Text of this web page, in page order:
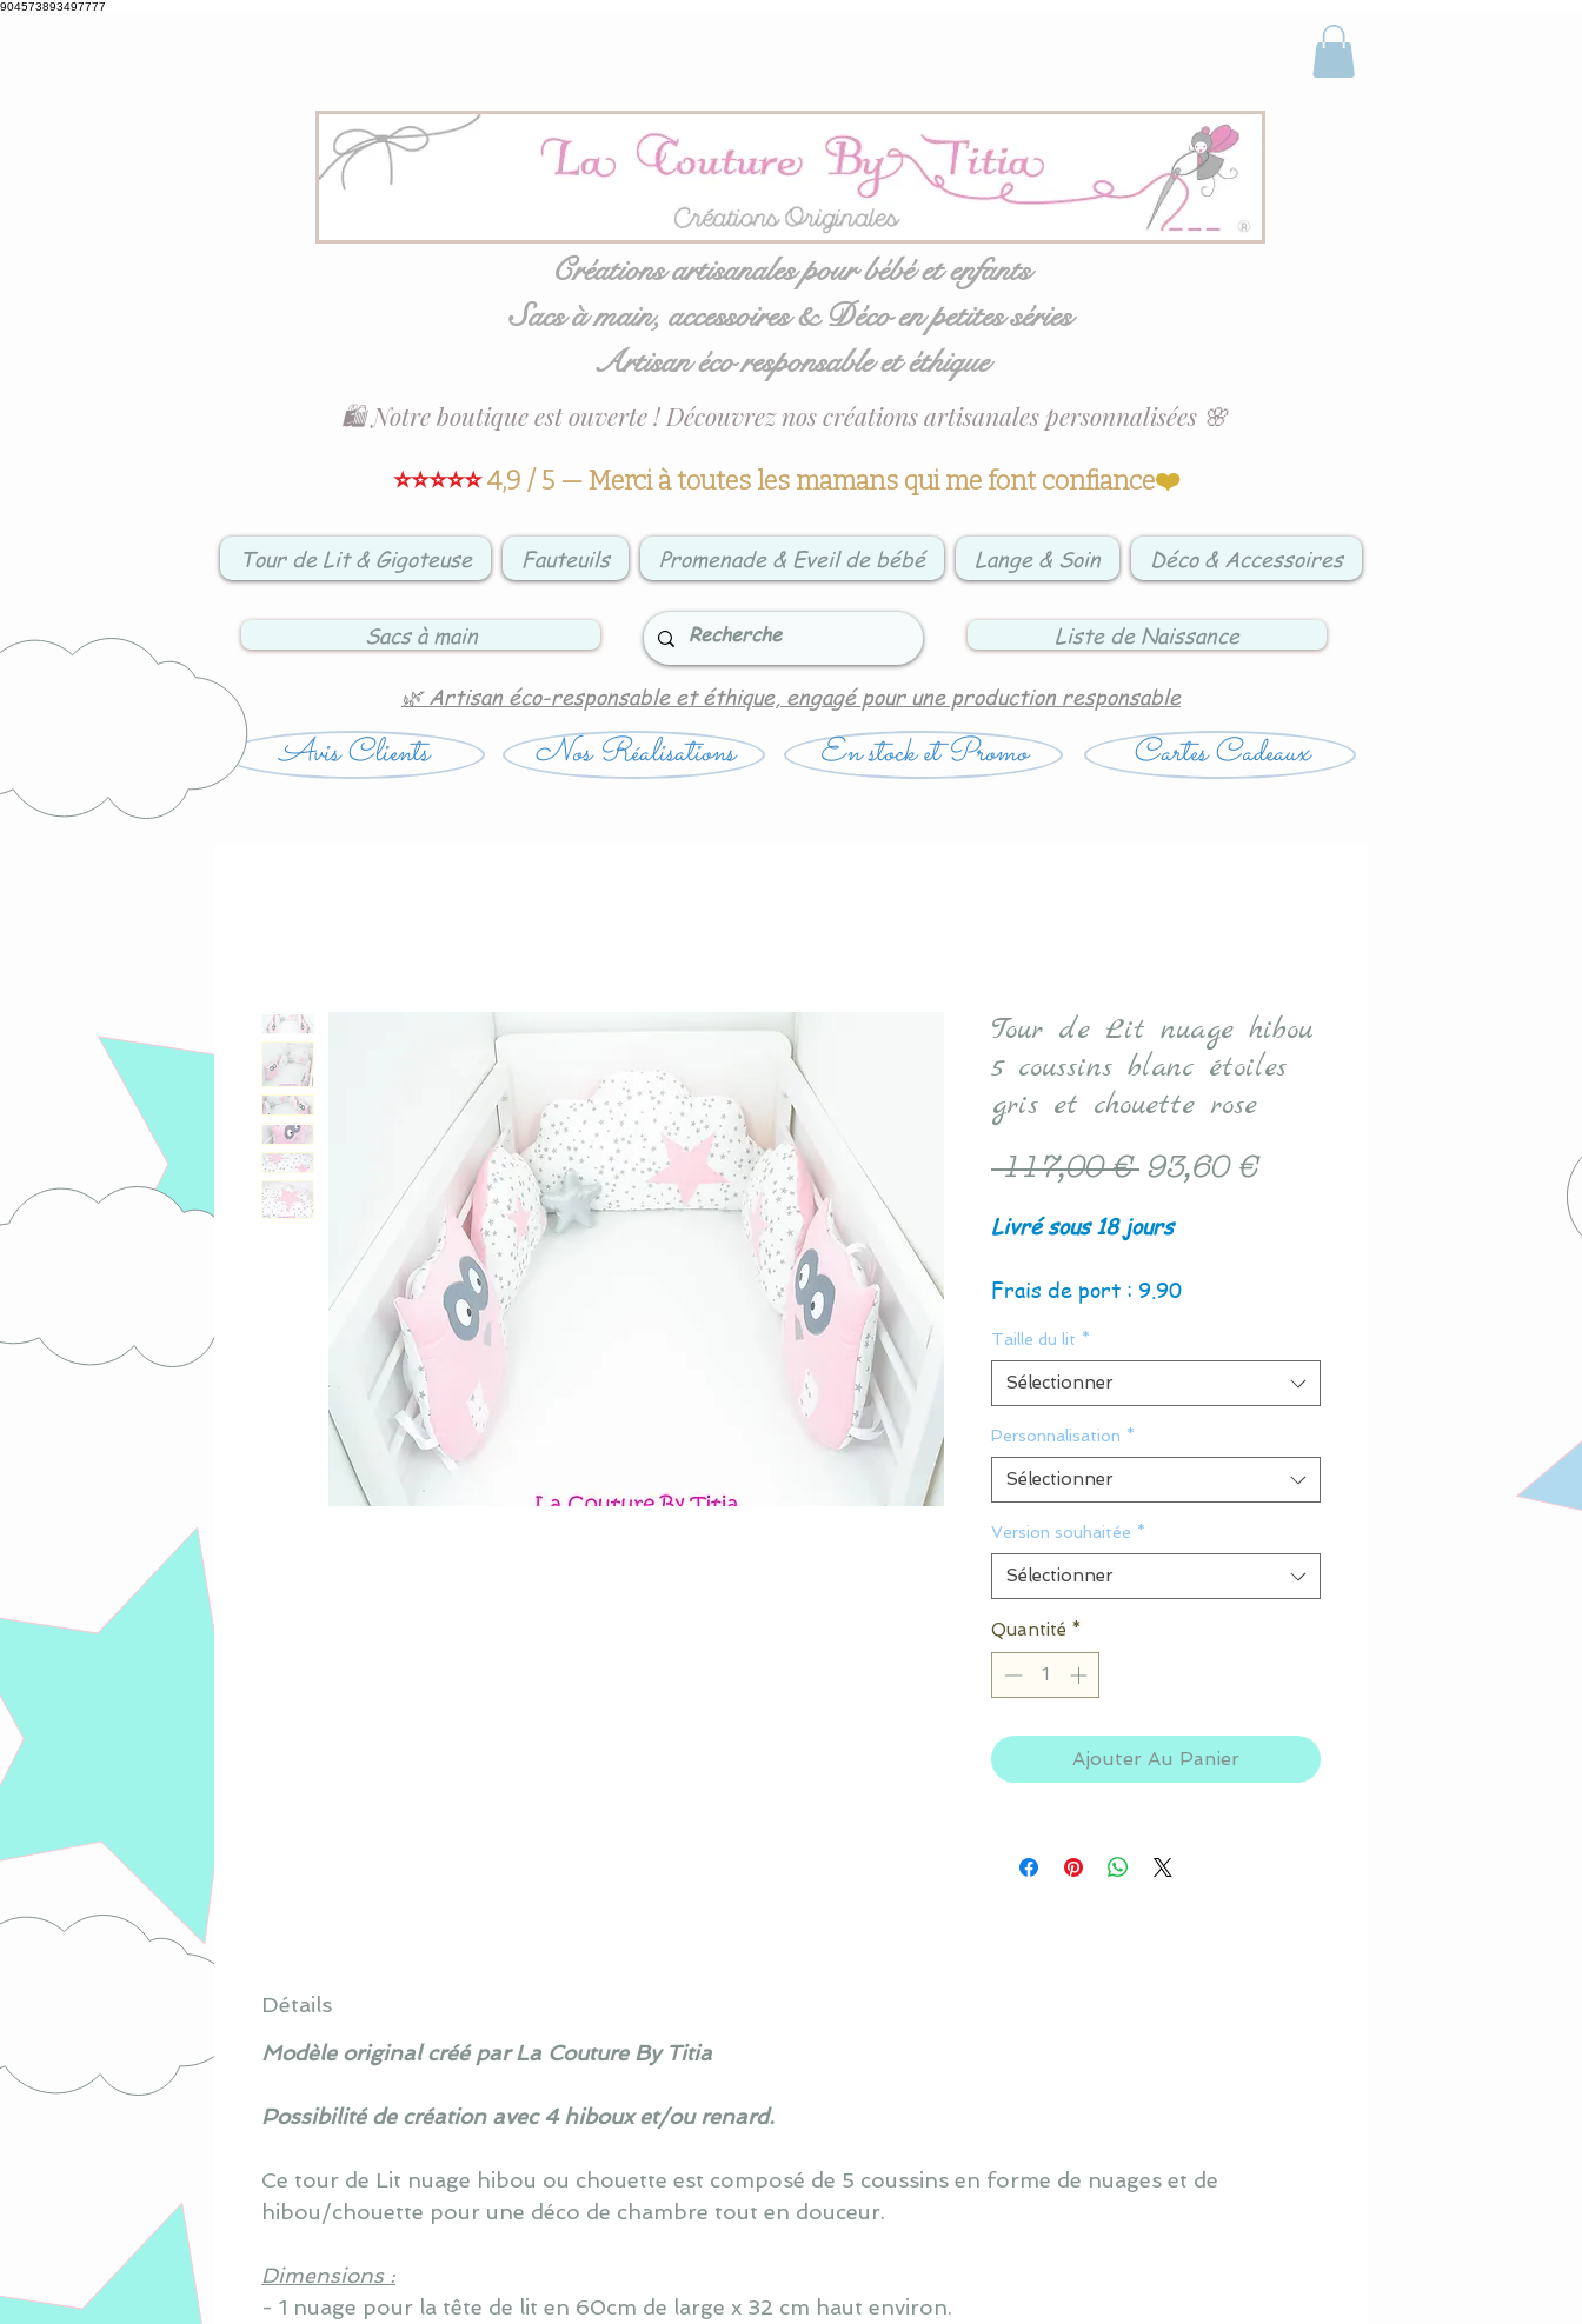
904573893497777
Créations artisanales pour bébé et enfants
Sacs à main, accessoires & Déco en petites séries
Artisan éco responsable et éthique
⭐⭐⭐⭐⭐4,9 / 5 — Merci à toutes les mamans qui me font confiance❤️
🛍️ Notre boutique est ouverte ! Découvrez nos créations artisanales personnalisées 🌸
Tour de Lit & Gigoteuse Fauteuils Promenade & Eveil de bébé Lange & Soin Déco & Accessoires
Sacs à main Liste de Naissance
🌿 Artisan éco-responsable et éthique, engagé pour une production responsable
Avis Clients Nos Réalisations En stock et Promo Cartes Cadeaux
Tour de Lit nuage hibou
5 coussins blanc étoiles
gris et chouette rose
117,00 € Prix
93,60 €Prix
Livré sous 18 jours
Frais de port : 9.90
Taille du lit *
Sélectionner
Personnalisation *
Sélectionner
Version souhaitée *
Sélectionner
Quantité *
Ajouter Au Panier
Détails
Modèle original créé par La Couture By Titia
Possibilité de création avec 4 hiboux et/ou renard.
Ce tour de Lit nuage hibou ou chouette est composé de 5 coussins en forme de nuages et de
hibou/chouette pour une déco de chambre tout en douceur.
Dimensions :
- 1 nuage pour la tête de lit en 60cm de large x 32 cm haut environ.